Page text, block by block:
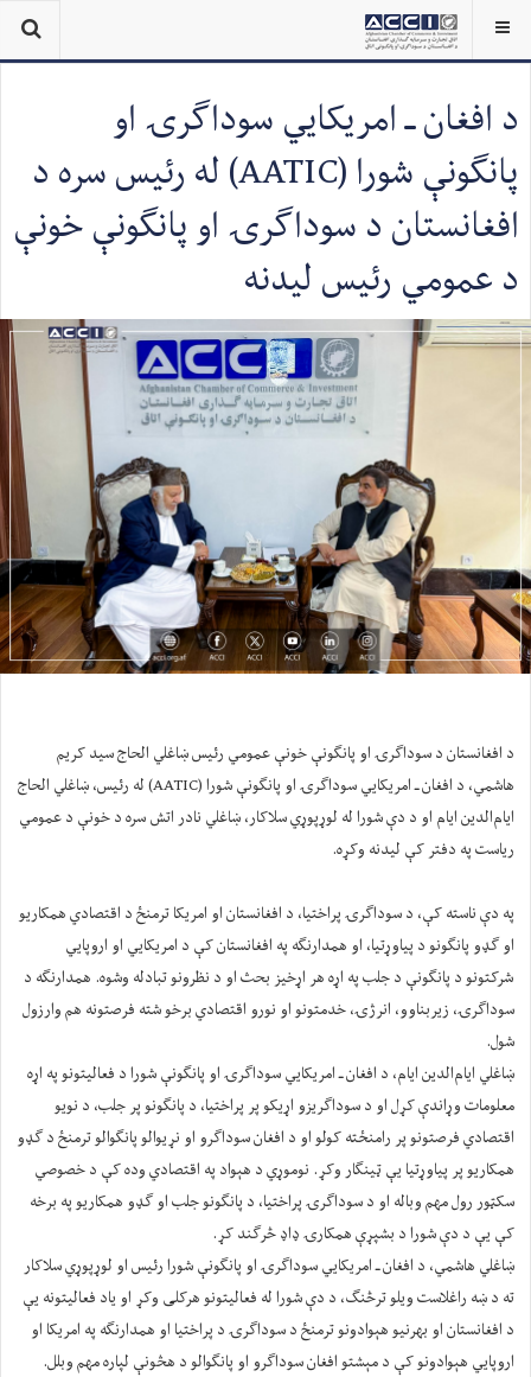
د افغان ـ امریکايي سوداګرۍ او
پانګونې شورا (AATIC) له رئیس سره د
افغانستان د سوداګرۍ او پانګونې خونې
د عمومي رئیس لیدنه
د افغانستان د سوداګرۍ او پانګونې خونې عمومي رئیس ښاغلي الحاج سید کریم
هاشمي، د افغان ـ امریکايي سوداګرۍ او پانګونې شورا (AATIC) له رئیس، ښاغلي الحاج
ایام‌الدین ایام او د دې شورا له لوړپوړي سلاکار، ښاغلي نادر اتش سره د خونې د عمومي
ریاست په دفتر کې لیدنه وکړه.
په دې ناسته کې، د سوداګرۍ پراختیا، د افغانستان او امریکا ترمنځ د اقتصادي همکاریو
او ګډو پانګونو د پیاوړتیا، او همدارنګه په افغانستان کې د امریکايي او اروپايي
شرکتونو د پانګونې د جلب په اړه هر اړخیز بحث او د نظرونو تبادله وشوه. همدارنګه د
سوداګرۍ، زیربناوو، انرژۍ، خدمتونو او نورو اقتصادي برخو شته فرصتونه هم وارزول
شول.
ښاغلي ایام‌الدین ایام، د افغان ـ امریکايي سوداګرۍ او پانګونې شورا د فعالیتونو په اړه
معلومات وړاندې کړل او د سوداګریزو اړیکو پر پراختیا، د پانګونو پر جلب، د نویو
اقتصادي فرصتونو پر رامنځته کولو او د افغان سوداګرو او نړیوالو پانګوالو ترمنځ د ګډو
همکاریو پر پیاوړتیا یې ټینګار وکړ. نوموړي د هېواد په اقتصادي وده کې د خصوصي
سکټور رول مهم وباله او د سوداګرۍ پراختیا، د پانګونو جلب او ګډو همکاریو په برخه
کې یې د دې شورا د بشپړې همکارۍ ډاډ څرګند کړ.
ښاغلي هاشمي، د افغان ـ امریکايي سوداګرۍ او پانګونې شورا رئیس او لوړپوړي سلاکار
ته د ښه راغلاست ویلو ترڅنګ، د دې شورا له فعالیتونو هرکلی وکړ او یاد فعالیتونه یې
د افغانستان او بهرنیو هېوادونو ترمنځ د سوداګرۍ د پراختیا او همدارنګه په امریکا او
اروپايي هېوادونو کې د مېشتو افغان سوداګرو او پانګوالو د هڅونې لپاره مهم وبلل.